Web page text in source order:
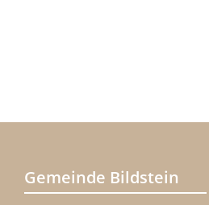
Gemeinde Bildstein